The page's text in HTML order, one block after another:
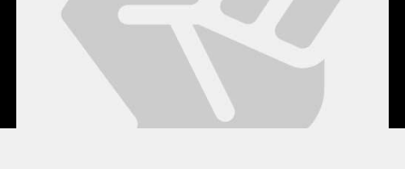
Podmínky užití webového rozhraní
Souhlas s používáním osobních údajů
Statistiky
Kontakty